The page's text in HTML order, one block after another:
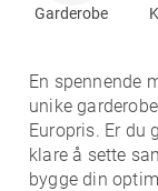
Garderobe
En spennende
unike
Europris. Er du
klare å sette
bygge din